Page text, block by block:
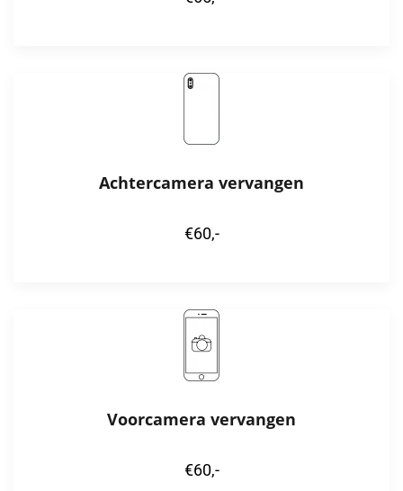
Achtercamera vervangen
€60,-
Voorcamera vervangen
€60,-